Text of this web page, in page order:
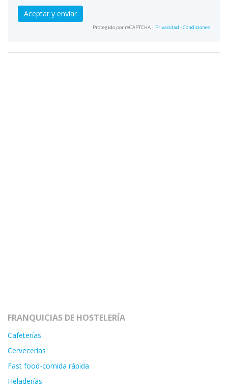
Aceptar y enviar
Protegido por reCAPTCHA | Privacidad -Condiciones
FRANQUICIAS DE HOSTELERÍA
Cafeterías
Cervecerías
Fast food-comida rápida
Heladerías